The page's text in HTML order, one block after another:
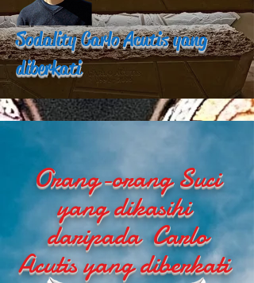
Sodality Carlo Acutis yang
diberkati
Orang-orang Suci
yang dikasihi
daripada Carlo
Acutis yang diberkati